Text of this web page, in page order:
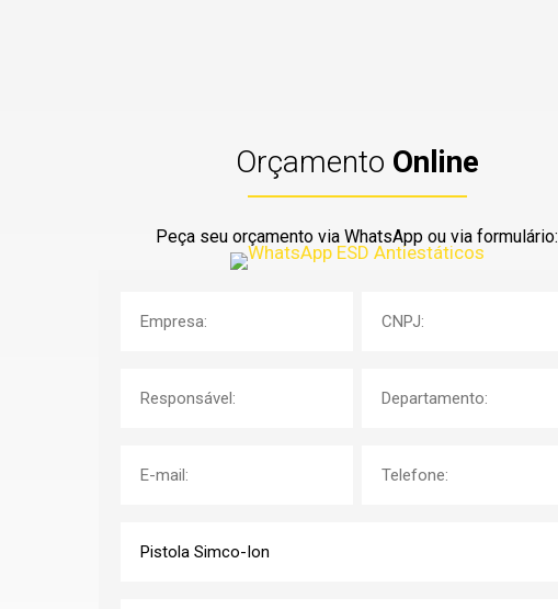
Orçamento Online
Peça seu orçamento via WhatsApp ou via formulário: